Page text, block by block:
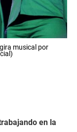
musical por
en la